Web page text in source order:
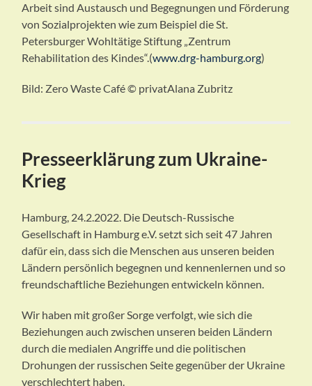
Arbeit sind Austausch und Begegnungen und Förderung
von Sozialprojekten wie zum Beispiel die St.
Petersburger Wohltätige Stiftung „Zentrum
Rehabilitation des Kindes“.(www.drg-hamburg.org)
Bild: Zero Waste Café © privatAlana Zubritz
Presseerklärung zum Ukraine-
Krieg
Hamburg, 24.2.2022. Die Deutsch-Russische
Gesellschaft in Hamburg e.V. setzt sich seit 47 Jahren
dafür ein, dass sich die Menschen aus unseren beiden
Ländern persönlich begegnen und kennenlernen und so
freundschaftliche Beziehungen entwickeln können.
Wir haben mit großer Sorge verfolgt, wie sich die
Beziehungen auch zwischen unseren beiden Ländern
durch die medialen Angriffe und die politischen
Drohungen der russischen Seite gegenüber der Ukraine
verschlechtert haben.